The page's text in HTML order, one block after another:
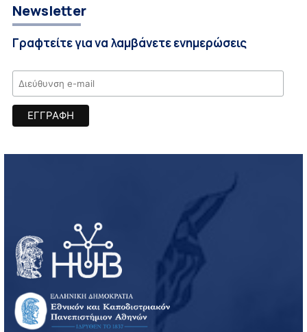
Newsletter
Γραφτείτε για να λαμβάνετε ενημερώσεις